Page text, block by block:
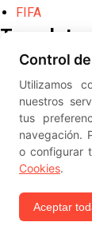
FIFA
Translate
Powered by
Diseño web
el Sevilla FC,
-- --
Control
Utilizamos
nuestros
tus
navegación.
o configurar
Cookies.
Aceptar
2026